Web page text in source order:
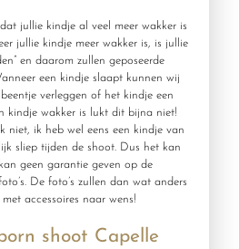
jullie kindje al veel meer wakker is
jullie kindje meer wakker is, is jullie
en daarom zullen geposeerde
een kindje slaapt kunnen wij
verleggen of het kindje een
kindje wakker is lukt dit bijna niet!
niet, ik heb wel eens een kindje van
sliep tijden de shoot. Dus het kan
geen garantie geven op de
De foto’s zullen dan wat anders
accessoires naar wens!
shoot Capelle